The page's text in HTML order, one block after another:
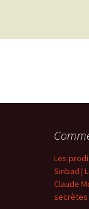
Les
Sinbad |
Claude
secrètes